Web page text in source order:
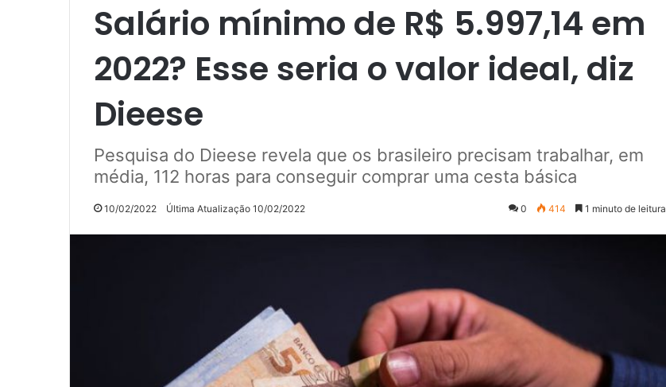
Salário mínimo de R$ 5.997,14 em
2022? Esse seria o valor ideal, diz
Dieese
Pesquisa do Dieese revela que os brasileiro precisam trabalhar, em
média, 112 horas para conseguir comprar uma cesta básica
10/02/2022 Última Atualização 10/02/2022 0 414 1 minuto de leitura